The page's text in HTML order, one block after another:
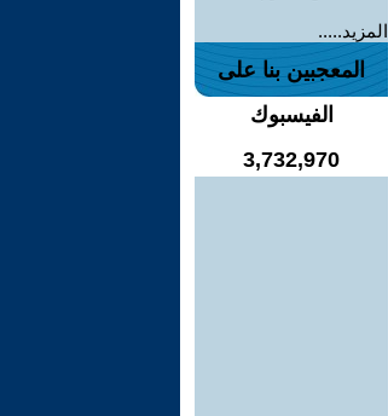
المزيد.....
المعجبين بنا على
الفيسبوك
3,732,970